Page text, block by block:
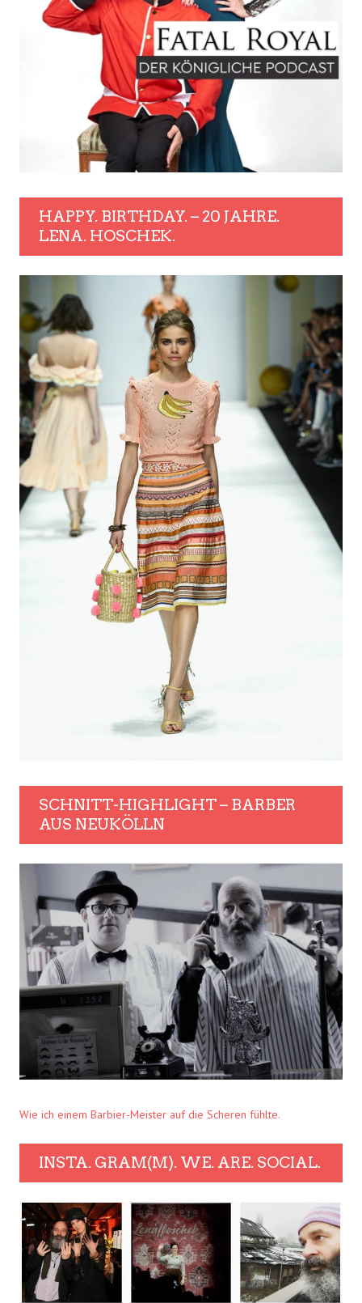
HAPPY. BIRTHDAY. – 20 JAHRE.
LENA. HOSCHEK.
SCHNITT-HIGHLIGHT – BARBER
AUS NEUKÖLLN
Wie ich einem Barbier-Meister auf die Scheren fühlte.
INSTA. GRAM(M). WE. ARE. SOCIAL.